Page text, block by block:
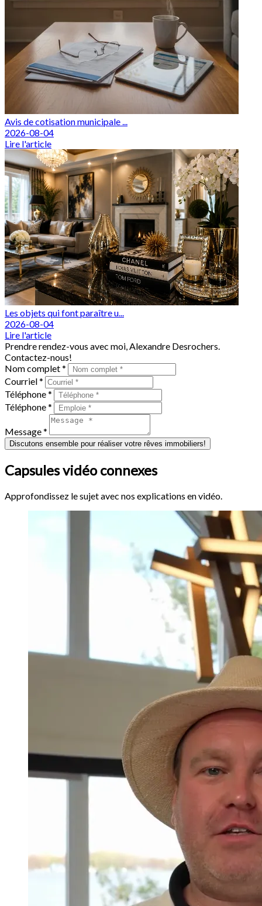
Avis de cotisation municipale ...
2026-08-04
Lire l'article
Les objets qui font paraître u...
2026-08-04
Lire l'article
Prendre rendez-vous avec moi, Alexandre Desrochers.
Contactez-nous!
Nom complet *
Courriel *
Téléphone *
Téléphone *
Message *
Discutons ensemble pour réaliser votre rêves immobiliers!
Capsules vidéo connexes
Approfondissez le sujet avec nos explications en vidéo.